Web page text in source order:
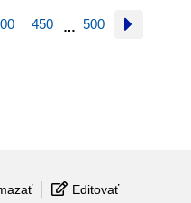
450 … 500
Editovať